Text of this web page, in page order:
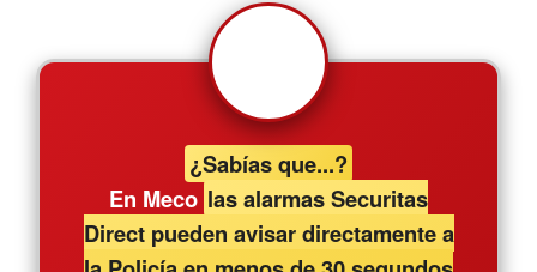
¿Sabías que...?
En Meco las alarmas Securitas
Direct pueden avisar directamente a